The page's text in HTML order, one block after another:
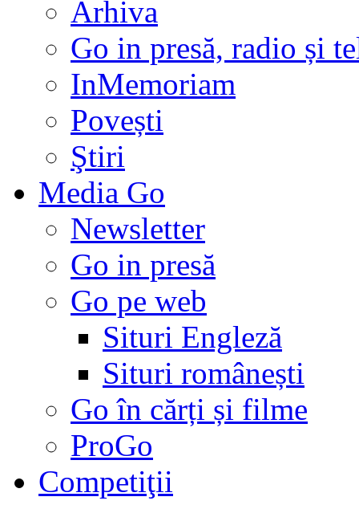
Arhiva
Go in presă, radio și
InMemoriam
Povești
Ştiri
Media Go
Newsletter
Go in presă
Go pe web
Situri Engleză
Situri românești
Go în cărți și filme
ProGo
Competiţii